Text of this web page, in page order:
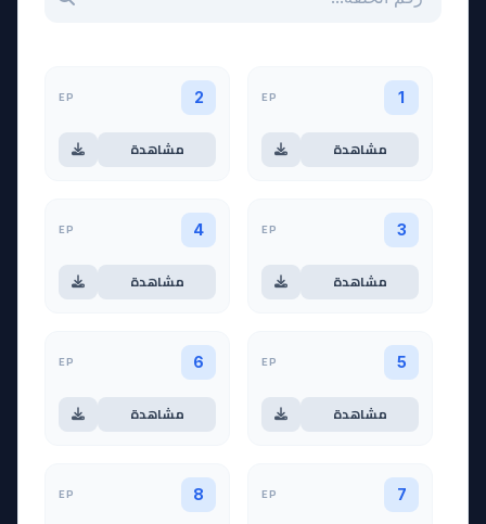
1
EP
مشاهدة
2
EP
مشاهدة
3
EP
مشاهدة
4
EP
مشاهدة
5
EP
مشاهدة
6
EP
مشاهدة
7
EP
8
EP